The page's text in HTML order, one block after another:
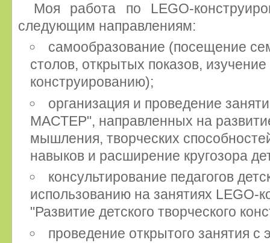
Моя работа по LEGO-
следующим направлениям:
самообразование (посещение
столов, открытых показов,
конструированию);
организация и проведение
МАСТЕР", направленных на
мышления, творческих
навыков и расширение кругозора
консультирование педагогов
использованию на занятиях LEGO-
"Развитие детского творческого
проведение открытого занятия с